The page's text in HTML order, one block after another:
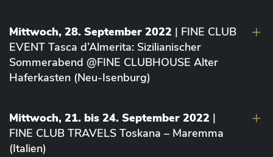
Mittwoch, 28. September 2022 | FINE CLUB
EVENT Tasca d’Almerita: Sizilianischer
Sommerabend @FINE CLUBHOUSE Alter
Haferkasten (Neu-Isenburg)
Mittwoch, 21. bis 24. September 2022 |
FINE CLUB TRAVELS Toskana – Maremma
(Italien)